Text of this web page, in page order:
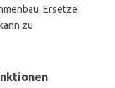
Ersetze
zu